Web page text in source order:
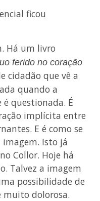
ficou
Há um livro
ferido no coração
cidadão que vê a
quando a
questionada. É
implícita entre
E é como se
imagem. Isto já
Collor. Hoje há
Talvez a imagem
possibilidade de
muito dolorosa.